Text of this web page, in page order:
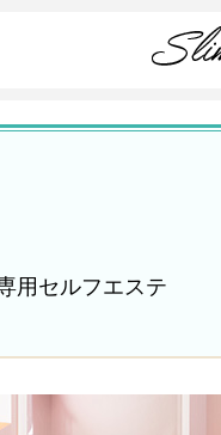
用セルフエステ